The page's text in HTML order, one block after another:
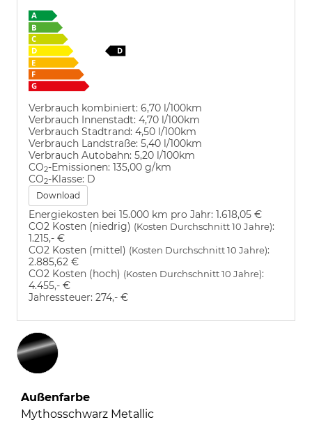
Verbrauch kombiniert: 6,70 l/100km
Verbrauch Innenstadt: 4,70 l/100km
Verbrauch Stadtrand: 4,50 l/100km
Verbrauch Landstraße: 5,40 l/100km
Verbrauch Autobahn: 5,20 l/100km
CO2-Emissionen: 135,00 g/km
CO2-Klasse: D
Download
Energiekosten bei 15.000 km pro Jahr: 1.618,05 €
CO2 Kosten (niedrig) (Kosten Durchschnitt 10 Jahre):
1.215,- €
CO2 Kosten (mittel) (Kosten Durchschnitt 10 Jahre):
2.885,62 €
CO2 Kosten (hoch) (Kosten Durchschnitt 10 Jahre):
4.455,- €
Jahressteuer: 274,- €
Außenfarbe
Mythosschwarz Metallic